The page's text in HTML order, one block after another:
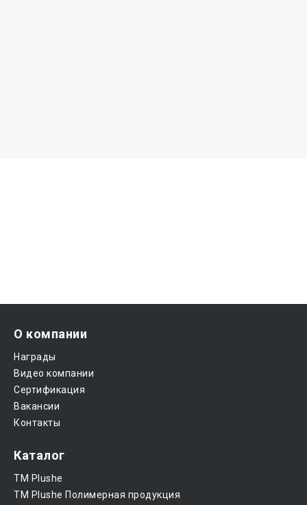
О компании
Награды
Видео компании
Сертификация
Вакансии
Контакты
Каталог
ТМ Plushe
ТМ Plushe Полимерная продукция